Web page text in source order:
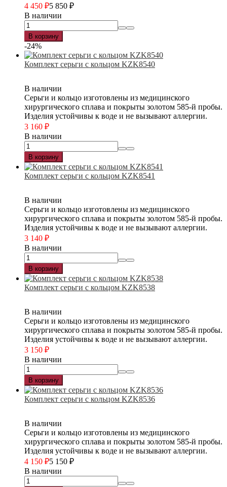
4 450 ₽5 850 ₽
В наличии
В корзину
-24%
Комплект серьги с кольцом KZK8540
В наличии
Серьги и кольцо изготовлены из медицинского
хирургического сплава и покрыты золотом 585-й пробы.
Изделия устойчивы к воде и не вызывают аллергии.
3 160 ₽
В наличии
В корзину
Комплект серьги с кольцом KZK8541
В наличии
Серьги и кольцо изготовлены из медицинского
хирургического сплава и покрыты золотом 585-й пробы.
Изделия устойчивы к воде и не вызывают аллергии.
3 140 ₽
В наличии
В корзину
Комплект серьги с кольцом KZK8538
В наличии
Серьги и кольцо изготовлены из медицинского
хирургического сплава и покрыты золотом 585-й пробы.
Изделия устойчивы к воде и не вызывают аллергии.
3 150 ₽
В наличии
В корзину
Комплект серьги с кольцом KZK8536
В наличии
Серьги и кольцо изготовлены из медицинского
хирургического сплава и покрыты золотом 585-й пробы.
Изделия устойчивы к воде и не вызывают аллергии.
4 150 ₽5 150 ₽
В наличии